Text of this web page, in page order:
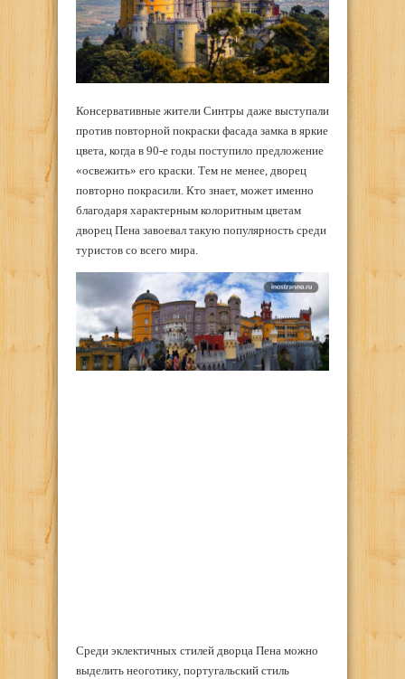
Консервативные жители Синтры даже выступали
против повторной покраски фасада замка в яркие
цвета, когда в 90-е годы поступило предложение
«освежить» его краски. Тем не менее, дворец
повторно покрасили. Кто знает, может именно
благодаря характерным колоритным цветам
дворец Пена завоевал такую популярность среди
туристов со всего мира.
Среди эклектичных стилей дворца Пена можно
выделить неоготику, португальский стиль